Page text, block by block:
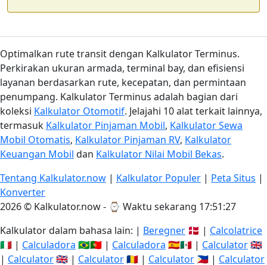
Optimalkan rute transit dengan Kalkulator Terminus.
Perkirakan ukuran armada, terminal bay, dan efisiensi
layanan berdasarkan rute, kecepatan, dan permintaan
penumpang. Kalkulator Terminus adalah bagian dari
koleksi Kalkulator Otomotif. Jelajahi 10 alat terkait lainnya,
termasuk Kalkulator Pinjaman Mobil, Kalkulator Sewa
Mobil Otomatis, Kalkulator Pinjaman RV, Kalkulator
Keuangan Mobil dan Kalkulator Nilai Mobil Bekas.
Tentang Kalkulator.now | Kalkulator Populer | Peta Situs |
Konverter
2026 © Kalkulator.now - ⌚ Waktu sekarang 17:51:28
Kalkulator dalam bahasa lain: | Beregner 🇩🇰 | Calcolatrice
🇮🇹 | Calculadora 🇧🇷🇵🇹 | Calculadora 🇪🇸🇲🇽 | Calculator🇬🇧
| Calculator🇬🇧 | Calculator🇷🇴 | Calculator 🇵🇭 | Calculator